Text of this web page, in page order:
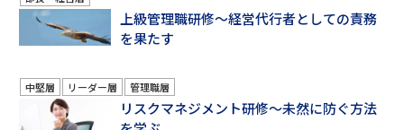
上級管理職研修～経営代行者としての責務
を果たす
中堅層 リーダー層 管理職層
リスクマネジメント研修～未然に防ぐ方法